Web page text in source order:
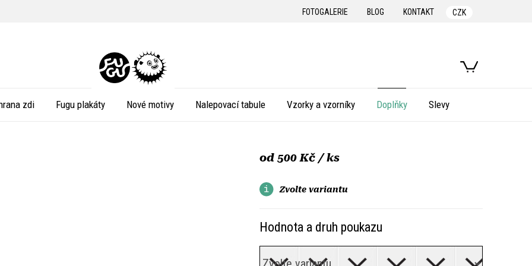
FOTOGALERIE BLOG KONTAKT CZK
NÁKUPNÍ
zdi Fugu plakáty Nové motivy Nalepovací tabule Vzorky a vzorníky Doplňky Slevy
od 500 Kč / ks
Zvolte variantu
Hodnota a druh poukazu